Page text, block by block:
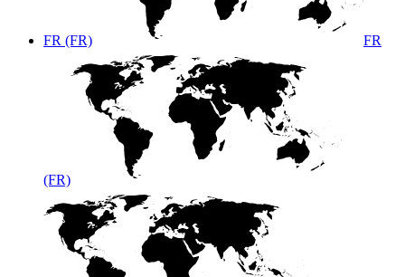
FR (FR) FR
(FR)